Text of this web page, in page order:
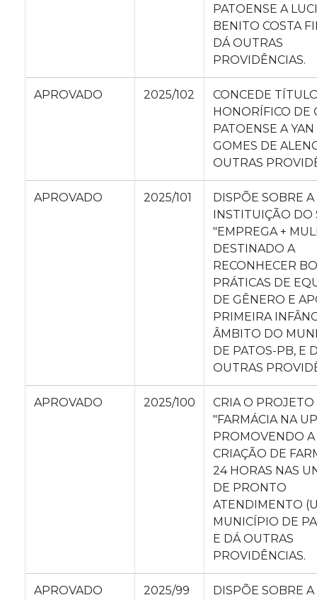
PATOENSE A
BENITO COSTA
DÁ OUTRAS
PROVIDÊNCIAS.
APROVADO 2025/102
CONCEDE
HONORÍFICO DE
PATOENSE A
GOMES DE
OUTRAS
APROVADO 2025/101
DISPÕE SOBRE A
INSTITUIÇÃO DO
"EMPREGA +
DESTINADO A
RECONHECER
PRÁTICAS DE
DE GÊNERO E
PRIMEIRA
ÂMBITO DO
DE PATOS-PB, E
OUTRAS
APROVADO 2025/100
CRIA O PROJETO
"FARMÁCIA NA
PROMOVENDO A
CRIAÇÃO DE
24 HORAS NAS
DE PRONTO
ATENDIMENTO
MUNICÍPIO DE
E DÁ OUTRAS
PROVIDÊNCIAS.
APROVADO 2025/99
DISPÕE SOBRE A